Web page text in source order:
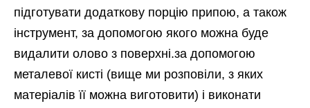
підготувати додаткову порцію припою, а також
інструмент, за допомогою якого можна буде
видалити олово з поверхні.за допомогою
металевої кисті (вище ми розповіли, з яких
матеріалів її можна виготовити) і виконати